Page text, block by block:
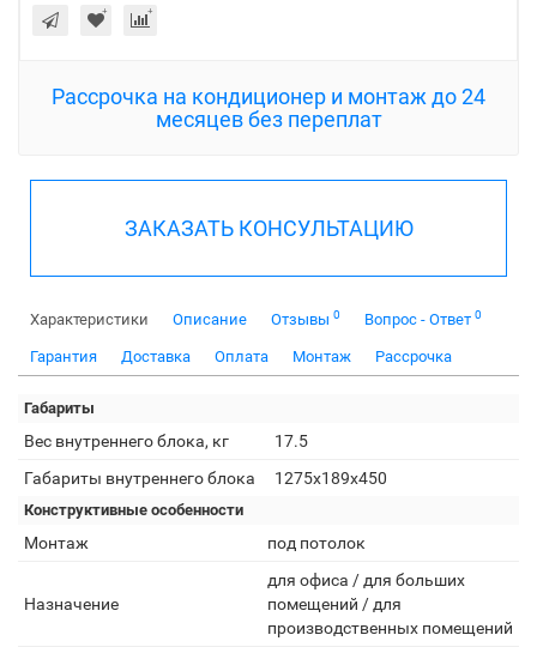
Рассрочка на кондиционер и монтаж до 24
месяцев без переплат
ЗАКАЗАТЬ КОНСУЛЬТАЦИЮ
Характеристики Описание Отзывы 0 Вопрос - Ответ 0
Гарантия Доставка Оплата Монтаж Рассрочка
Габариты
Вес внутреннего блока, кг
17.5
Габариты внутреннего блока
1275x189x450
Конструктивные особенности
Монтаж под потолок
Назначение
для офиса / для больших
помещений / для
производственных помещений